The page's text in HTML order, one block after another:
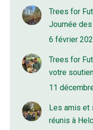
Trees for
Journée
6 février
Trees for
votre
11
Les amis et
réunis à